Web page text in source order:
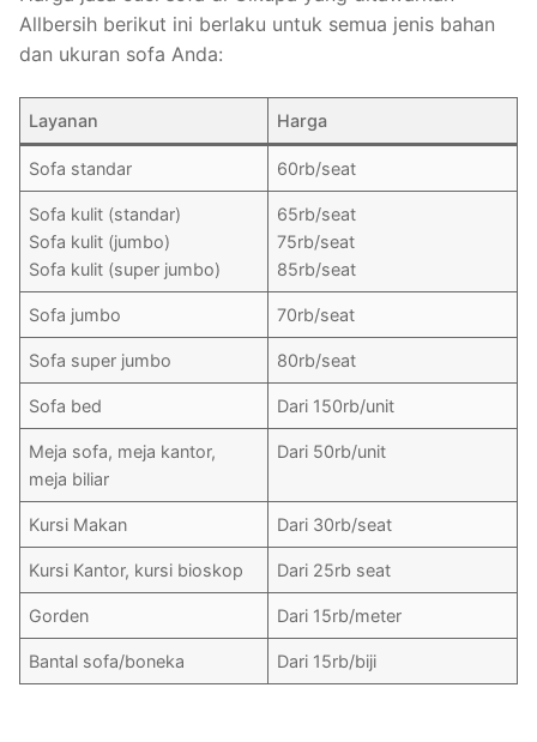
Allbersih berikut ini berlaku untuk semua jenis bahan
dan ukuran sofa Anda:
Layanan Harga
Sofa standar 60rb/seat
Sofa kulit (standar)
Sofa kulit (jumbo)
Sofa kulit (super jumbo)
65rb/seat
75rb/seat
85rb/seat
Sofa jumbo 70rb/seat
Sofa super jumbo 80rb/seat
Sofa bed Dari 150rb/unit
Meja sofa, meja kantor,
meja biliar
Dari 50rb/unit
Kursi Makan Dari 30rb/seat
Kursi Kantor, kursi bioskop Dari 25rb seat
Gorden Dari 15rb/meter
Bantal sofa/boneka Dari 15rb/biji